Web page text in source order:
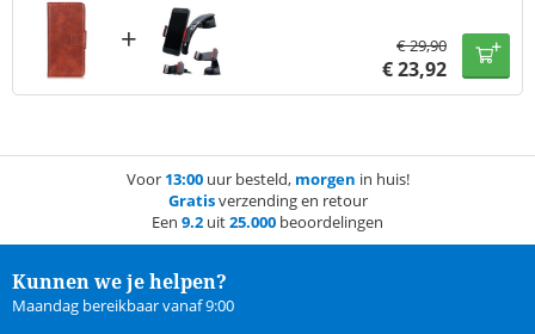
+ €29,90
€23,92
Voor 13:00uur besteld, morgen in huis!
Gratisverzending en retour
Een 9.2 uit25.000 beoordelingen
Kunnen we je helpen?
Maandag bereikbaar vanaf 9:00